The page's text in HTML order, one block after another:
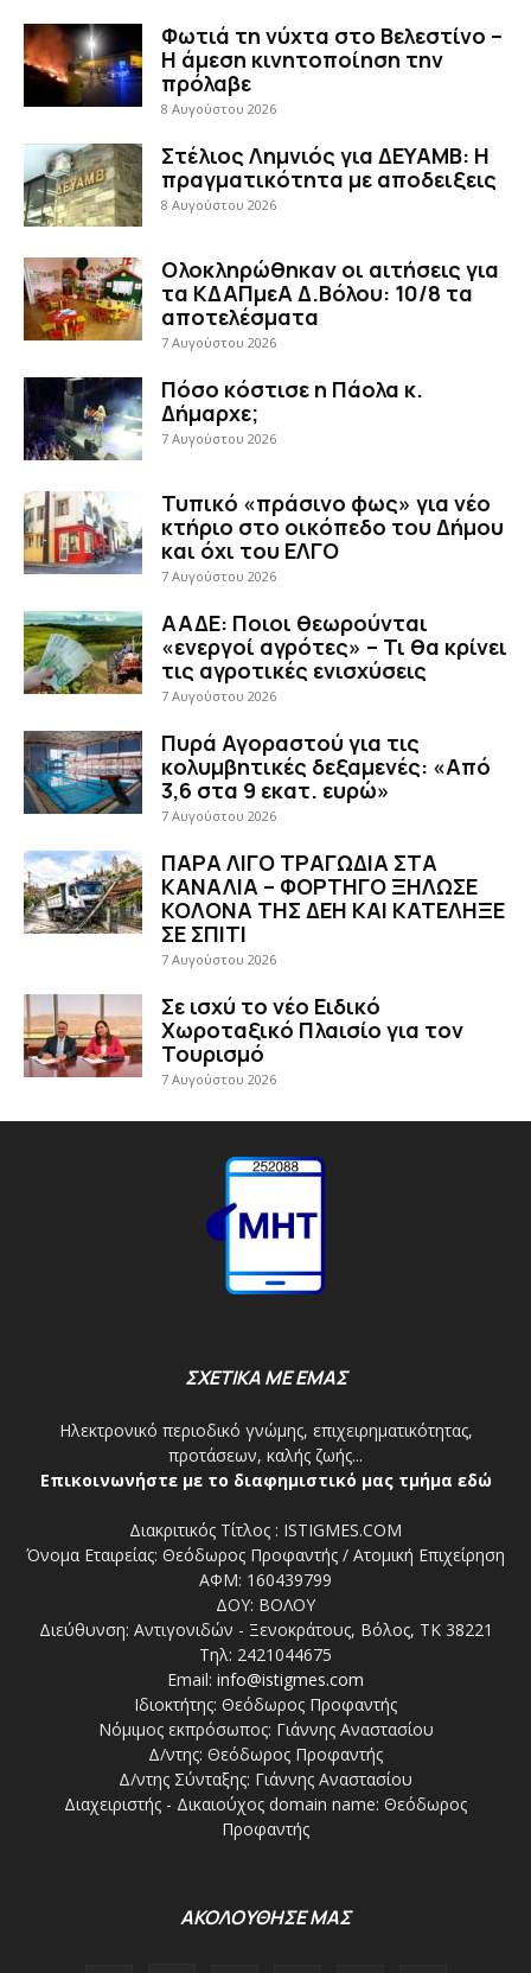
Φωτιά τη νύχτα στο Βελεστίνο –
Η άμεση κινητοποίηση την
πρόλαβε
8 Αυγούστου 2026
Στέλιος Λημνιός για ΔΕΥΑΜΒ: Η
πραγματικότητα με αποδειξεις
8 Αυγούστου 2026
Ολοκληρώθηκαν οι αιτήσεις για
τα ΚΔΑΠμεΑ Δ.Βόλου: 10/8 τα
αποτελέσματα
7 Αυγούστου 2026
Πόσο κόστισε η Πάολα κ.
Δήμαρχε;
7 Αυγούστου 2026
Τυπικό «πράσινο φως» για νέο
κτήριο στο οικόπεδο του Δήμου
και όχι του ΕΛΓΟ
7 Αυγούστου 2026
ΑΑΔΕ: Ποιοι θεωρούνται
«ενεργοί αγρότες» – Τι θα κρίνει
τις αγροτικές ενισχύσεις
7 Αυγούστου 2026
Πυρά Αγοραστού για τις
κολυμβητικές δεξαμενές: «Από
3,6 στα 9 εκατ. ευρώ»
7 Αυγούστου 2026
ΠΑΡΑ ΛΙΓΟ ΤΡΑΓΩΔΙΑ ΣΤΑ
ΚΑΝΑΛΙΑ – ΦΟΡΤΗΓΟ ΞΗΛΩΣΕ
ΚΟΛΟΝΑ ΤΗΣ ΔΕΗ ΚΑΙ ΚΑΤΕΛΗΞΕ
ΣΕ ΣΠΙΤΙ
7 Αυγούστου 2026
Σε ισχύ το νέο Ειδικό
Χωροταξικό Πλαισίο για τον
Τουρισμό
7 Αυγούστου 2026
ΣΧΕΤΙΚΑ ΜΕ ΕΜΑΣ
Ηλεκτρονικό περιοδικό γνώμης, επιχειρηματικότητας,
προτάσεων, καλής ζωής...
Επικοινωνήστε με το διαφημιστικό μας τμήμα εδώ
Διακριτικός Τίτλος : ISTIGMES.COM
Όνομα Εταιρείας: Θεόδωρος Προφαντής / Ατομική Επιχείρηση
ΑΦΜ: 160439799
ΔΟΥ: ΒΟΛΟΥ
Διεύθυνση: Αντιγονιδών - Ξενοκράτους, Βόλος, ΤΚ 38221
Τηλ: 2421044675
Email: info@istigmes.com
Ιδιοκτήτης: Θεόδωρος Προφαντής
Νόμιμος εκπρόσωπος: Γιάννης Αναστασίου
Δ/ντης: Θεόδωρος Προφαντής
Δ/ντης Σύνταξης: Γιάννης Αναστασίου
Διαχειριστής - Δικαιούχος domain name: Θεόδωρος
Προφαντής
ΑΚΟΛΟΥΘΗΣΕ ΜΑΣ